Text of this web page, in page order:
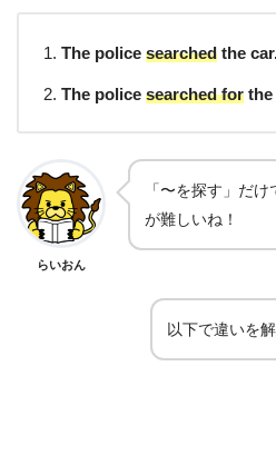
The police searched the
The police searched for the
らいおん
「〜を探す」だ
が難しいね！
以下で違いを